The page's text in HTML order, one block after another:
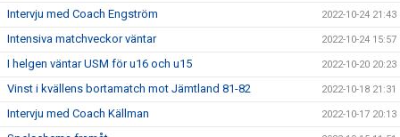
Intervju med Coach Engström 2022-10-24 21:43
Intensiva matchveckor väntar 2022-10-24 15:57
I helgen väntar USM för u16 och u15 2022-10-20 20:23
Vinst i kvällens bortamatch mot Jämtland 81-82 2022-10-18 21:31
Intervju med Coach Källman 2022-10-17 20:13